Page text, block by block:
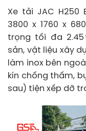
Xe tải JAC
3800 x 1760 x
trọng tối đa 2.45
sản, vật liệu xây
làm inox bên
kín chống thấm,
sau) tiện xếp dỡ